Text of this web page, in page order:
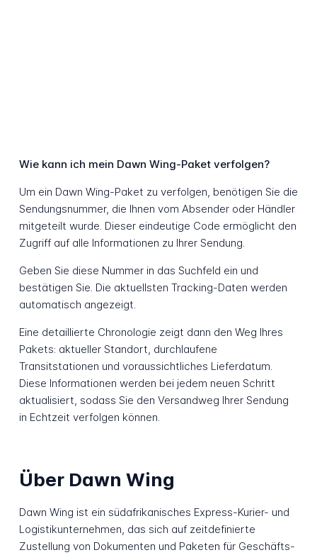
Wie kann ich mein Dawn Wing-Paket verfolgen?
Um ein Dawn Wing-Paket zu verfolgen, benötigen Sie die
Sendungsnummer, die Ihnen vom Absender oder Händler
mitgeteilt wurde. Dieser eindeutige Code ermöglicht den
Zugriff auf alle Informationen zu Ihrer Sendung.
Geben Sie diese Nummer in das Suchfeld ein und
bestätigen Sie. Die aktuellsten Tracking-Daten werden
automatisch angezeigt.
Eine detaillierte Chronologie zeigt dann den Weg Ihres
Pakets: aktueller Standort, durchlaufene
Transitstationen und voraussichtliches Lieferdatum.
Diese Informationen werden bei jedem neuen Schritt
aktualisiert, sodass Sie den Versandweg Ihrer Sendung
in Echtzeit verfolgen können.
Über Dawn Wing
Dawn Wing ist ein südafrikanisches Express-Kurier- und
Logistikunternehmen, das sich auf zeitdefinierte
Zustellung von Dokumenten und Paketen für Geschäfts-